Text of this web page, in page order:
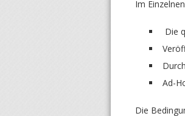
Im
Die
Ad-
Die